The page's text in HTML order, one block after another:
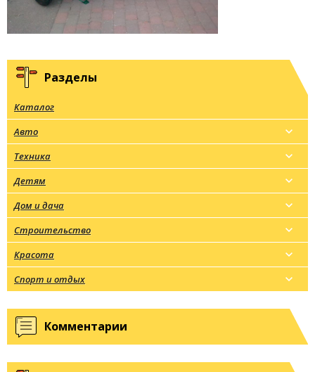
Разделы
Каталог
Авто
Техника
Детям
Дом и дача
Строительство
Красота
Спорт и отдых
Комментарии